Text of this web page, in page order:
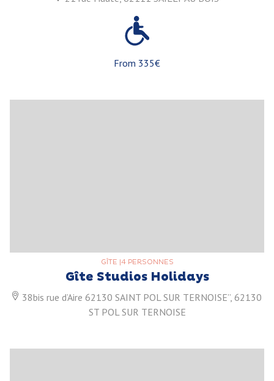
From 335€
GÎTE |4 PERSONNES
Gîte Studios Holidays
38bis rue d’Aire 62130 SAINT POL SUR TERNOISE”, 62130
ST POL SUR TERNOISE